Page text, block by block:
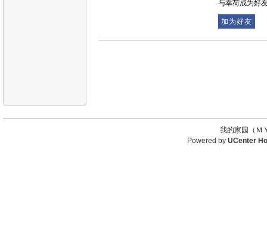
与幸荷成为好
加为好友
我的家园（
Powered by UCenter